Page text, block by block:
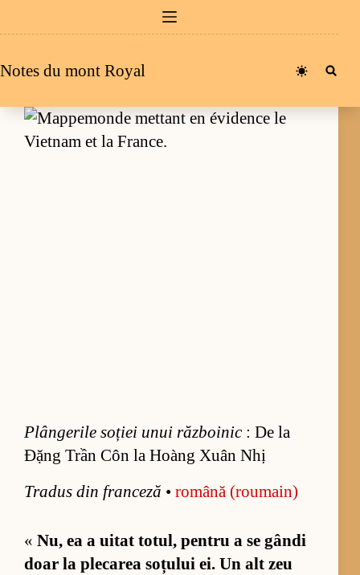
au
Notes du mont Royal
Plângerile soției unui războinic : De la
Đặng Trần Côn la Hoàng Xuân Nhị
Tra­dus din fran­ceză • ro­mână (ro­u­main)
« Nu, ea a ui­tat to­tul, pen­tru a se gândi
doar la ple­ca­rea so­țu­lui ei. Un alt zeu